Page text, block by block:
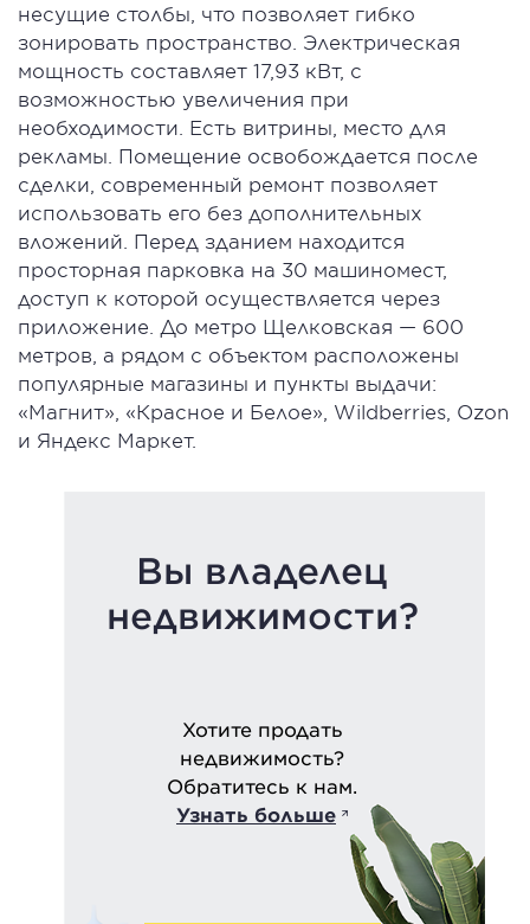
несущие столбы, что позволяет гибко
зонировать пространство. Электрическая
мощность составляет 17,93 кВт, с
возможностью увеличения при
необходимости. Есть витрины, место для
рекламы. Помещение освобождается после
сделки, современный ремонт позволяет
использовать его без дополнительных
вложений. Перед зданием находится
просторная парковка на 30 машиномест,
доступ к которой осуществляется через
приложение. До метро Щелковская — 600
метров, а рядом с объектом расположены
популярные магазины и пункты выдачи:
«Магнит», «Красное и Белое», Wildberries, Ozon
и Яндекс Маркет.
Вы владелец
недвижимости?
Хотите продать
недвижимость?
Обратитесь к нам.
Узнать больше